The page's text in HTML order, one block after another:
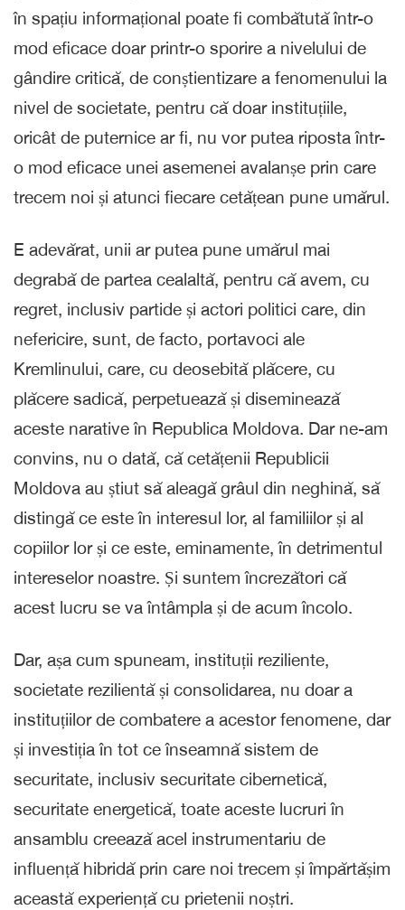
în spațiu informațional poate fi combătută într-o
mod eficace doar printr-o sporire a nivelului de
gândire critică, de conștientizare a fenomenului la
nivel de societate, pentru că doar instituțiile,
oricât de puternice ar fi, nu vor putea riposta într-
o mod eficace unei asemenei avalanșe prin care
trecem noi și atunci fiecare cetățean pune umărul.
E adevărat, unii ar putea pune umărul mai
degrabă de partea cealaltă, pentru că avem, cu
regret, inclusiv partide și actori politici care, din
nefericire, sunt, de facto, portavoci ale
Kremlinului, care, cu deosebită plăcere, cu
plăcere sadică, perpetuează și diseminează
aceste narative în Republica Moldova. Dar ne-am
convins, nu o dată, că cetățenii Republicii
Moldova au știut să aleagă grâul din neghină, să
distingă ce este în interesul lor, al familiilor și al
copiilor lor și ce este, eminamente, în detrimentul
intereselor noastre. Și suntem încrezători că
acest lucru se va întâmpla și de acum încolo.
Dar, așa cum spuneam, instituții reziliente,
societate rezilientă și consolidarea, nu doar a
instituțiilor de combatere a acestor fenomene, dar
și investiția în tot ce înseamnă sistem de
securitate, inclusiv securitate cibernetică,
securitate energetică, toate aceste lucruri în
ansamblu creează acel instrumentariu de
influență hibridă prin care noi trecem și împărtășim
această experiență cu prietenii noștri.